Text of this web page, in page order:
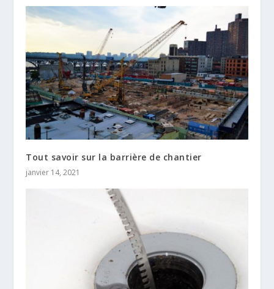
Tout savoir sur la barrière de chantier
janvier 14, 2021